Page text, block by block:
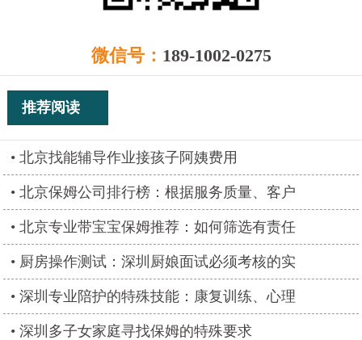
微信号： 189-1002-0275
推荐阅读
北京找能辅导作业接孩子阿姨费用
北京保姆公司排行榜：根据服务质量、客户
北京专业带宝宝保姆推荐：如何筛选有责任
厨房操作测试：深圳厨娘面试必须考核的实
深圳专业陪护的特殊技能：康复训练、心理
深圳多子女家庭寻找保姆的特殊要求